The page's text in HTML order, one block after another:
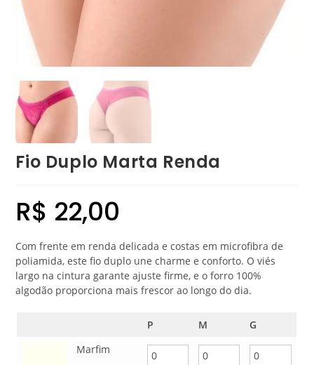
Fio Duplo Marta Renda
R$ 22,00
Com frente em renda delicada e costas em microfibra de
poliamida, este fio duplo une charme e conforto. O viés
largo na cintura garante ajuste firme, e o forro 100%
algodão proporciona mais frescor ao longo do dia.
P M
G
Marfim